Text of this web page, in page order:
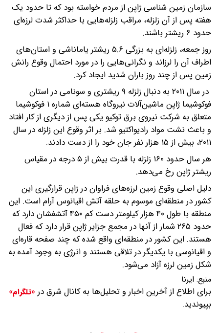
سازمان زمین شناسی ژاپن از مردم خواسته بود که تا حدود یک
هفته پس از آن زلزله، مراقب زلزله‌هایی با حداکثر شدت لرزه‌ای
حدود ۶ ریشتر باشند.
روز جمعه، زلزله‌ای به بزرگی ۵.۶ ریشتر یاماناشی و استان‌های
اطراف آن را لرزاند و نگرانی‌هایی را در مورد احتمال وقوع رانش
زمین پس از چند روز باران شدید ایجاد کرد.
در سال ۲۰۱۱ به دنبال زلزله ۹ ریشتری و سونامی در استان
فوکوشیما ژاپن ماشین‌آلات نیروگاه هسته‌ای شماره ۱ فوکوشیما
متعلق به شرکت نیروی برق توکیو یکی پس از دیگری از کار افتاد
و باعث نشت مواد رادیواکتیو شد. بر اثر وقوع این زلزله در سال
۲۰۱۱، بیش از ۱۵ هزار نفر جان خود را از دست دادند.
هر سال حدود ۱۶۰ زلزله با قدرت بیش از ۵ درجه در مقیاس
ریشتر ژاپن رخ می‌دهد.
دلیل اصلی وقوع زمین لرزه‌های فراوان در ژاپن قرارگیری این
کشور در منطقه‌ای موسوم به حلقه آتش اقیانوس آرام است. این
منطقه با طول ۴۰ هزار کیلومتر دست کم ۴۵۰ آتشفشان دارد که
حدود ۲۶۵ شمار از آنها در مجمع جزایر ژاپن قرار دارد که فعال
هستند. این کشور در منطقه‌ای واقع شده که چند صفحه قاره‌ای
و اقیانوسی با یکدیگر در تلاقی هستند و انرژی به وجود آمده به
شکل زمین لرزه آزاد می‌شود.
منبع: ایرنا
برای اطلاع از آخرین اخبار و تحلیل‌ها به کانال شرق در «تلگرام»
بپیوندید.